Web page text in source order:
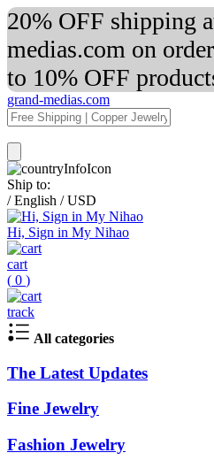
20% OFF shipping
medias.com on
to 10% OFF
grand-medias.com
Ship to:
/ English / USD
Hi, Sign in My Nihao
cart
( 0 )
track
All categories
The Latest Updates
Fine Jewelry
Fashion Jewelry